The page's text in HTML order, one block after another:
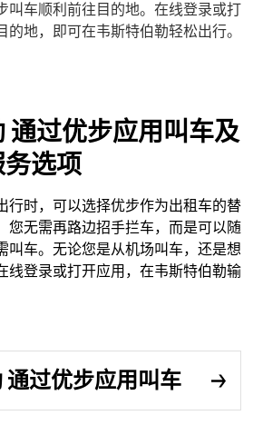
叫车顺利前往目的地。在线登录或打
的地，即可在韦斯特伯勒轻松出行。
通过优步应用叫车及
选项
行时，可以选择优步作为出租车的替
您无需再路边招手拦车，而是可以随
叫车。无论您是从机场叫车，还是想
线登录或打开应用，在韦斯特伯勒输
通过优步应用叫车